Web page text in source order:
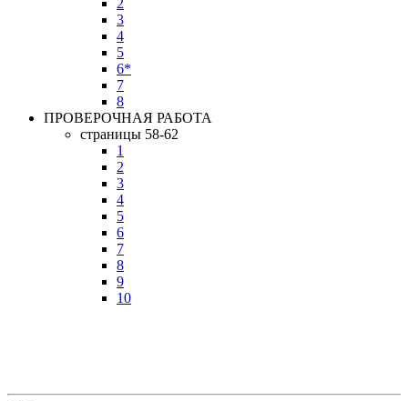
3
4
5
6*
7
8
ПРОВЕРОЧНАЯ РАБОТА
страницы 58-62
1
2
3
4
5
6
7
8
9
10